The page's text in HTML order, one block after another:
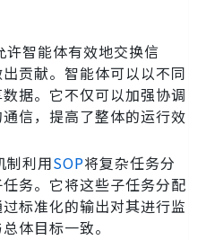
智能体有效地交换信
贡献。智能体可以以不同
据。它不仅可以加强协调
信，提高了整体的运行效
制利用SOP将复杂任务分
务。它将这些子任务分配
标准化的输出对其进行监
体目标一致。